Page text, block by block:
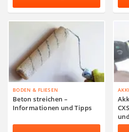
BODEN & FLIESEN
Beton streichen –
Informationen und Tipps